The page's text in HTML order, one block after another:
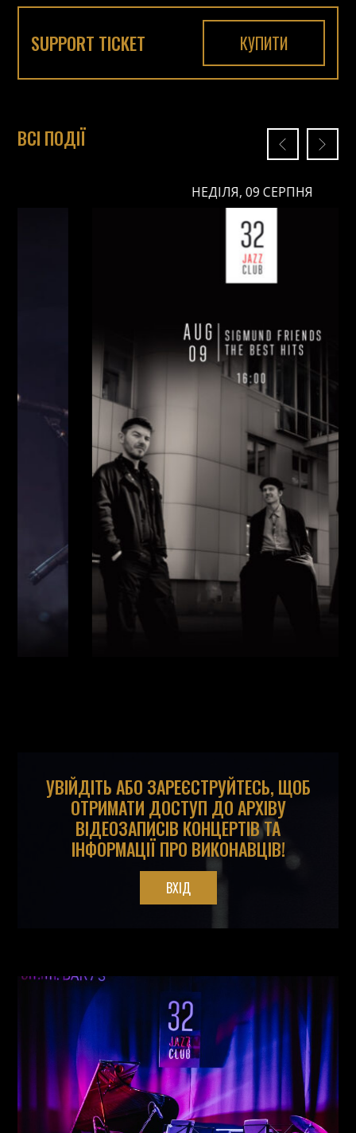
SUPPORT TICKET КУПИТИ
ВСІ ПОДІЇ
НЕДІЛЯ, 09 СЕРПНЯ
НЕДІЛЯ, 09 СЕРПНЯ
Виконавці: Павло Литвиненко Рояль,) /Денис
Бас,) /Олександр Люлякін Барабани,) /
УВІЙДІТЬ АБО ЗАРЕЄСТРУЙТЕСЬ, ЩОБ
ОТРИМАТИ ДОСТУП ДО АРХІВУ
ВІДЕОЗАПИСІВ КОНЦЕРТІВ ТА
ІНФОРМАЦІЇ ПРО ВИКОНАВЦІВ!
ВХІД